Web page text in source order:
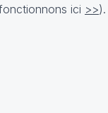
ici >>).